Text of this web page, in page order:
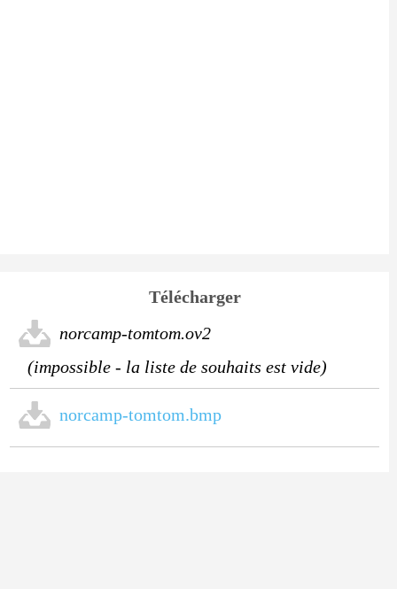
Télécharger
norcamp-tomtom.ov2
(impossible - la liste de souhaits est vide)
norcamp-tomtom.bmp